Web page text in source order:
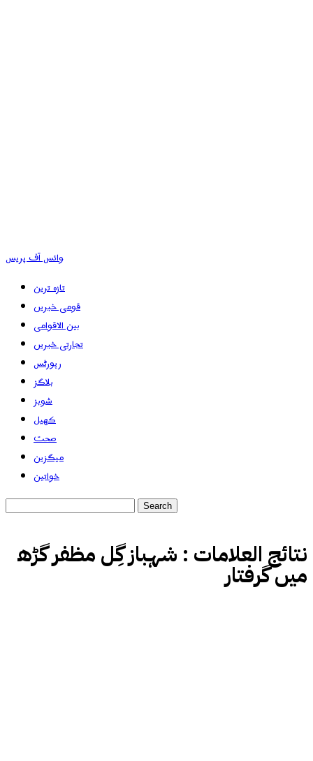
وائس آف پریس
تازہ ترین
قومی خبریں
بین الاقوامی
تجارتی خبریں
رپورٹس
بلاگز
شوبز
کھیل
صحت
میگزین
خواتین
نتائج العلامات : شہباز گِل مظفر گڑھ
میں گرفتار